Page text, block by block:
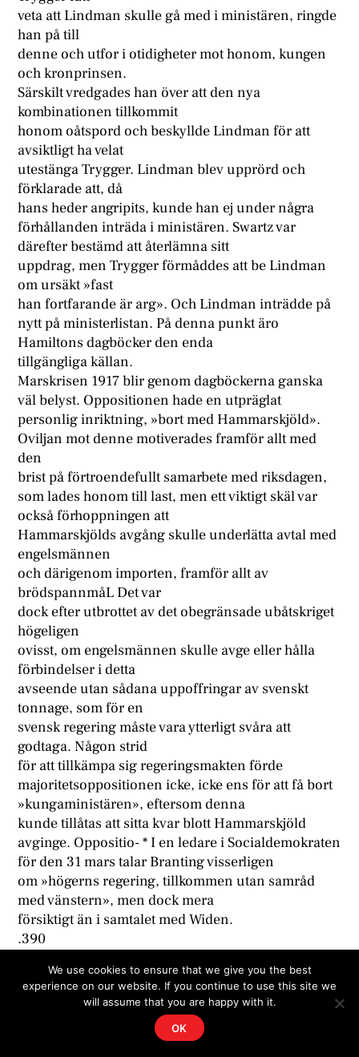
veta att Lindman skulle gå med i ministären, ringde
han på till
denne och utfor i otidigheter mot honom, kungen
och kronprinsen.
Särskilt vredgades han över att den nya
kombinationen tillkommit
honom oåtspord och beskyllde Lindman för att
avsiktligt ha velat
utestänga Trygger. Lindman blev upprörd och
förklarade att, då
hans heder angripits, kunde han ej under några
förhållanden inträda i ministären. Swartz var
därefter bestämd att återlämna sitt
uppdrag, men Trygger förmåddes att be Lindman
om ursäkt »fast
han fortfarande är arg». Och Lindman inträdde på
nytt på ministerlistan. På denna punkt äro
Hamiltons dagböcker den enda
tillgängliga källan.
Marskrisen 1917 blir genom dagböckerna ganska
väl belyst. Oppositionen hade en utpräglat
personlig inriktning, »bort med Hammarskjöld».
Oviljan mot denne motiverades framför allt med
den
brist på förtroendefullt samarbete med riksdagen,
som lades honom till last, men ett viktigt skäl var
också förhoppningen att
Hammarskjölds avgång skulle underlätta avtal med
engelsmännen
och därigenom importen, framför allt av
brödspannmåL Det var
dock efter utbrottet av det obegränsade ubåtskriget
högeligen
ovisst, om engelsmännen skulle avge eller hålla
förbindelser i detta
avseende utan sådana uppoffringar av svenskt
tonnage, som för en
svensk regering måste vara ytterligt svåra att
godtaga. Någon strid
för att tillkämpa sig regeringsmakten förde
majoritetsoppositionen icke, icke ens för att få bort
»kungaministären», eftersom denna
kunde tillåtas att sitta kvar blott Hammarskjöld
avginge. Oppositio- * I en ledare i Socialdemokraten
för den 31 mars talar Branting visserligen
om »högerns regering, tillkommen utan samråd
med vänstern», men dock mera
försiktigt än i samtalet med Widen.
.390
nen presterade ej heller något positivt program. Det
kan således
synas, som om de, vilka arbetade på en uppgörelse
mellan Hammarskjöld och oppositionen, haft
We use cookies to ensure that we give you the best
experience on our website. If you continue to use this site we
will assume that you are happy with it.
OK